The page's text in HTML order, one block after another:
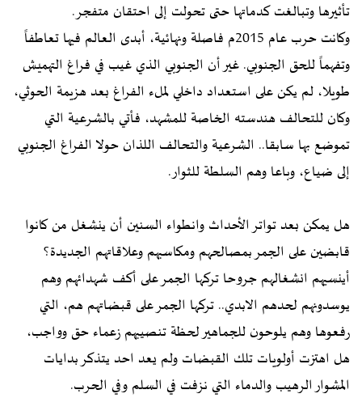
تأثيرها وتبالغت كدماتها حتى تحولت إلى احتقان متفجر.
وكانت حرب عام 2015م فاصلة ونهائية، أبدى العالم فيها تعاطفاً
وتفهماً للحق الجنوبي. غير أن الجنوبي الذي غيب في فراغ التهميش
طويلا، لم يكن على استعداد داخلي لملء الفراغ بعد هزيمة الحوثي،
وكان للتحالف هندسته الخاصة للمشهد، فأتي بالشرعية التي
تموضع بها سابقا.. الشرعية والتحالف اللذان حولا الفراغ الجنوبي
إلى ضياع، وباعا وهم السلطة للثوار.
هل يمكن بعد تواتر الأحداث وانطواء السنين أن ينشغل من كانوا
قابضين على الجمر بمصالحهم ومكاسبهم وعلاقاتهم الجديدة؟
أينسيهم انشغالهم جروحا تركها الجمر على أكف شهدائهم وهم
يوسدونهم لحدهم الابدي.. تركها الجمر على قبضاتهم هم، التي
رفعوها وهم يلوحون للجماهير لحظة تنصيبهم زعماء حق وواجب،
هل اهتزت أولويات تلك القبضات ولم يعد احد يتذكر بدايات
المشوار الرهيب والدماء التي نزفت في السلم وفي الحرب.